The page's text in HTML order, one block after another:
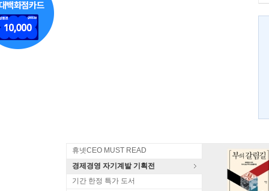
휴넷CEO MUST READ
경제경영 자기계발 기획전
기간 한정 특가 도서